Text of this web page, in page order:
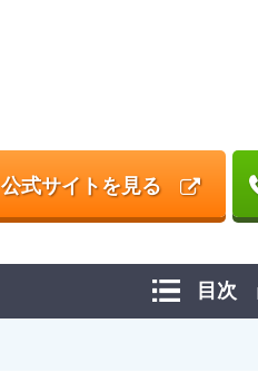
公式サイトを見る
目次